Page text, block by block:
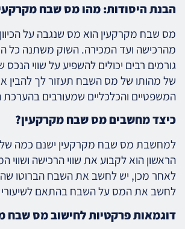
הבנת היסודות: מהו מס שבח
מס שבח מקרקעין הוא מס שנגבה על
מהרכישה ועד המכירה. השוק משתנה כל
גורמים רבים יכולים להשפיע על שווי
של מהותו של מס השבח תעזור לך להבין
המשפטיים והכלכליים שמעורבים
כיצד מחשבים מס שבח מקרקעין?
למחשבת מס שבח מקרקעין ישנם כמה
הראשון הוא לקבוע את שווי הרכישה ושווי
לאחר מכן, יש לחשב את השבח הברוטו
לחשב את המס על השבח בהתאם
דוגמאות פרקטיות לחישוב מס שבח